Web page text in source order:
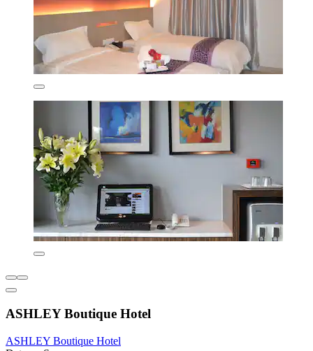
ASHLEY Boutique Hotel
ASHLEY Boutique Hotel